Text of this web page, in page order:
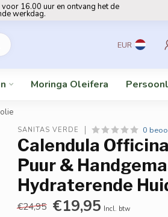
16.00 uur en ontvang het de
werkdag.
EUR
Moringa Oleifera
SANITAS VERDE 0
Calendula
Puur &
Hydraterende
€24,95 €19,95 Incl. btw